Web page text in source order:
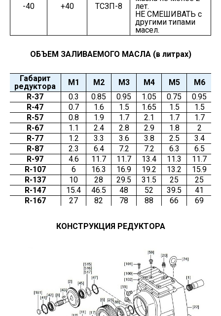
-40 +40 ТСЗП-8
лет.
НЕ СМЕШИВАТЬ с
другими типами
масел.
ОБЪЕМ ЗАЛИВАЕМОГО МАСЛА (в литрах)
Габарит
редуктора
М1 М2 М3 М4 М5
М6
R-37
0.3 0.85 0.95 1.05 0.75
0.95
R-47
0.7 1.6 1.5 1.65 1.5
1.5
R-57
0.8 1.9 1.7 2.1 1.7
1.7
R-67
1.1 2.4 2.8 2.9 1.8
2
R-77
1.2 3.3 3.6 3.8 2.5
3.4
R-87
2.3 6.4 7.2 7.2 6.3
6.5
R-97
4.6 11.7 11.7 13.4 11.3
11.7
R-107
6 16.3 16.9 19.2 13.2
15.9
R-137
10 28 29.5 31.5 25
25
R-147
15.4 46.5 48 52 39.5
41
R-167
27 82 78 88 66 69
КОНСТРУКЦИЯ РЕДУКТОРА